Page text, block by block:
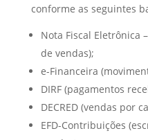
conforme as seguintes
Nota Fiscal Eletrônica
de vendas);
e-Financeira
DIRF (pagamentos
DECRED (vendas por
EFD-Contribuições